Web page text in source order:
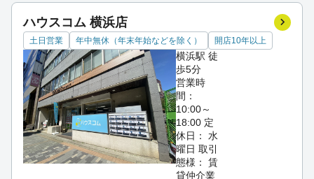
ハウスコム 横浜店
土日営業 年中無休（年末年始などを除く） 開店10年以上
横浜駅 徒
歩5分
営業時
間：
10:00～
18:00 定
休日： 水
曜日 取引
態様： 賃
貸仲介業